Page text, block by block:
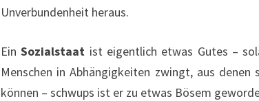
Unverbundenheit heraus.
EinSozialstaat ist eigentlich etwas Gutes –
Menschen in Abhängigkeiten zwingt, aus
können – schwups ist er zu etwas Bösem